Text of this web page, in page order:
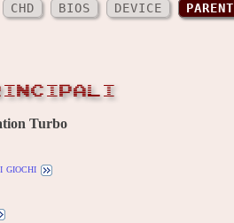
CHD BIOS DEVICE PARENT
Turbo
giochi